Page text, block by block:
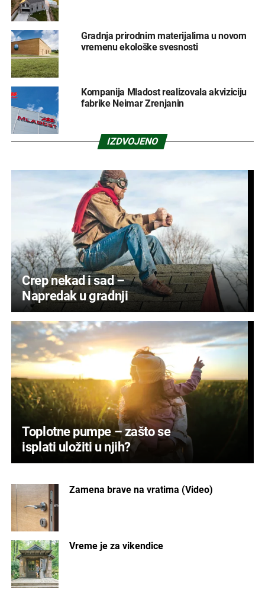
Gradnja prirodnim materijalima u novom
vremenu ekološke svesnosti
Kompanija Mladost realizovala akviziciju
fabrike Neimar Zrenjanin
IZDVOJENO
Crep nekad i sad –
Napredak u gradnji
Toplotne pumpe – zašto se
isplati uložiti u njih?
Zamena brave na vratima (Video)
Vreme je za vikendice